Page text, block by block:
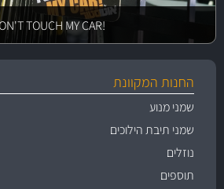
!DON'T TOUCH MY CAR
החנות המקוונת
שמני מנוע
שמני תיבת הילוכים
נוזלים
תוספים